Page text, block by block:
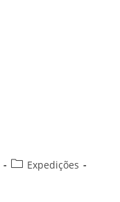
Categoria
Expedições